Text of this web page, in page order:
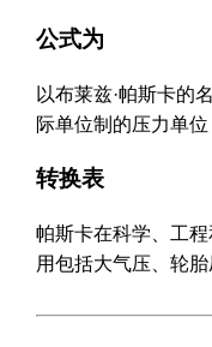
公式为
以布莱兹·帕斯卡的
际单位制的压力单
转换表
帕斯卡在科学、工
用包括大气压、轮